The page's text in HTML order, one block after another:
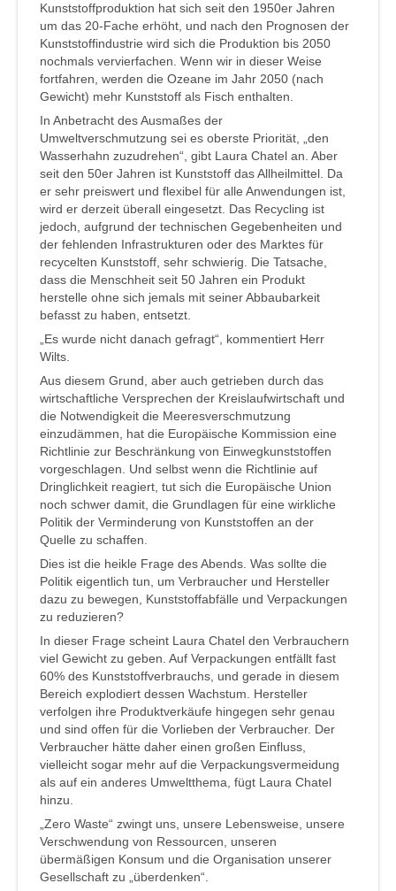
Kunststoffproduktion hat sich seit den 1950er Jahren
um das 20-Fache erhöht, und nach den Prognosen der
Kunststoffindustrie wird sich die Produktion bis 2050
nochmals vervierfachen. Wenn wir in dieser Weise
fortfahren, werden die Ozeane im Jahr 2050 (nach
Gewicht) mehr Kunststoff als Fisch enthalten.
In Anbetracht des Ausmaßes der
Umweltverschmutzung sei es oberste Priorität, „den
Wasserhahn zuzudrehen“, gibt Laura Chatel an. Aber
seit den 50er Jahren ist Kunststoff das Allheilmittel. Da
er sehr preiswert und flexibel für alle Anwendungen ist,
wird er derzeit überall eingesetzt. Das Recycling ist
jedoch, aufgrund der technischen Gegebenheiten und
der fehlenden Infrastrukturen oder des Marktes für
recycelten Kunststoff, sehr schwierig. Die Tatsache,
dass die Menschheit seit 50 Jahren ein Produkt
herstelle ohne sich jemals mit seiner Abbaubarkeit
befasst zu haben, entsetzt.
„Es wurde nicht danach gefragt“, kommentiert Herr
Wilts.
Aus diesem Grund, aber auch getrieben durch das
wirtschaftliche Versprechen der Kreislaufwirtschaft und
die Notwendigkeit die Meeresverschmutzung
einzudämmen, hat die Europäische Kommission eine
Richtlinie zur Beschränkung von Einwegkunststoffen
vorgeschlagen. Und selbst wenn die Richtlinie auf
Dringlichkeit reagiert, tut sich die Europäische Union
noch schwer damit, die Grundlagen für eine wirkliche
Politik der Verminderung von Kunststoffen an der
Quelle zu schaffen.
Dies ist die heikle Frage des Abends. Was sollte die
Politik eigentlich tun, um Verbraucher und Hersteller
dazu zu bewegen, Kunststoffabfälle und Verpackungen
zu reduzieren?
In dieser Frage scheint Laura Chatel den Verbrauchern
viel Gewicht zu geben. Auf Verpackungen entfällt fast
60% des Kunststoffverbrauchs, und gerade in diesem
Bereich explodiert dessen Wachstum. Hersteller
verfolgen ihre Produktverkäufe hingegen sehr genau
und sind offen für die Vorlieben der Verbraucher. Der
Verbraucher hätte daher einen großen Einfluss,
vielleicht sogar mehr auf die Verpackungsvermeidung
als auf ein anderes Umweltthema, fügt Laura Chatel
hinzu.
„Zero Waste“ zwingt uns, unsere Lebensweise, unsere
Verschwendung von Ressourcen, unseren
übermäßigen Konsum und die Organisation unserer
Gesellschaft zu „überdenken“.